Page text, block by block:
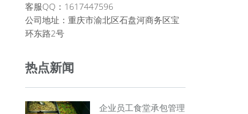
客服QQ：1617447596
公司地址：重庆市渝北区石盘河商务区宝
环东路2号
热点新闻
企业员工食堂承包管理